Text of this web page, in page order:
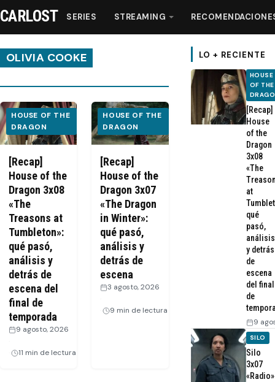
Streaming
Recomendaciones
Videos
Webisodios
CARLOST SERIES STREAMING
OLIVIA COOKE
HOUSE OF THE
DRAGON
[Recap]
House of the
Dragon 3x08
«The
Treasons at
Tumbleton»:
qué pasó,
análisis y
detrás de
escena del
final de
temporada
9 agosto, 2026
11 min de lectura
HOUSE OF THE
DRAGON
[Recap]
House of the
Dragon 3x07
«The Dragon
in Winter»:
qué pasó,
análisis y
detrás de
escena
3 agosto, 2026
9 min de lectura
LO + RECIENTE
HOUSE
OF THE
[Recap]
House
of the
Dragon
3x08
«The
at
qué
pasó,
análisis
y detrás
de
escena
del final
de
9
SILO
Silo
3x07